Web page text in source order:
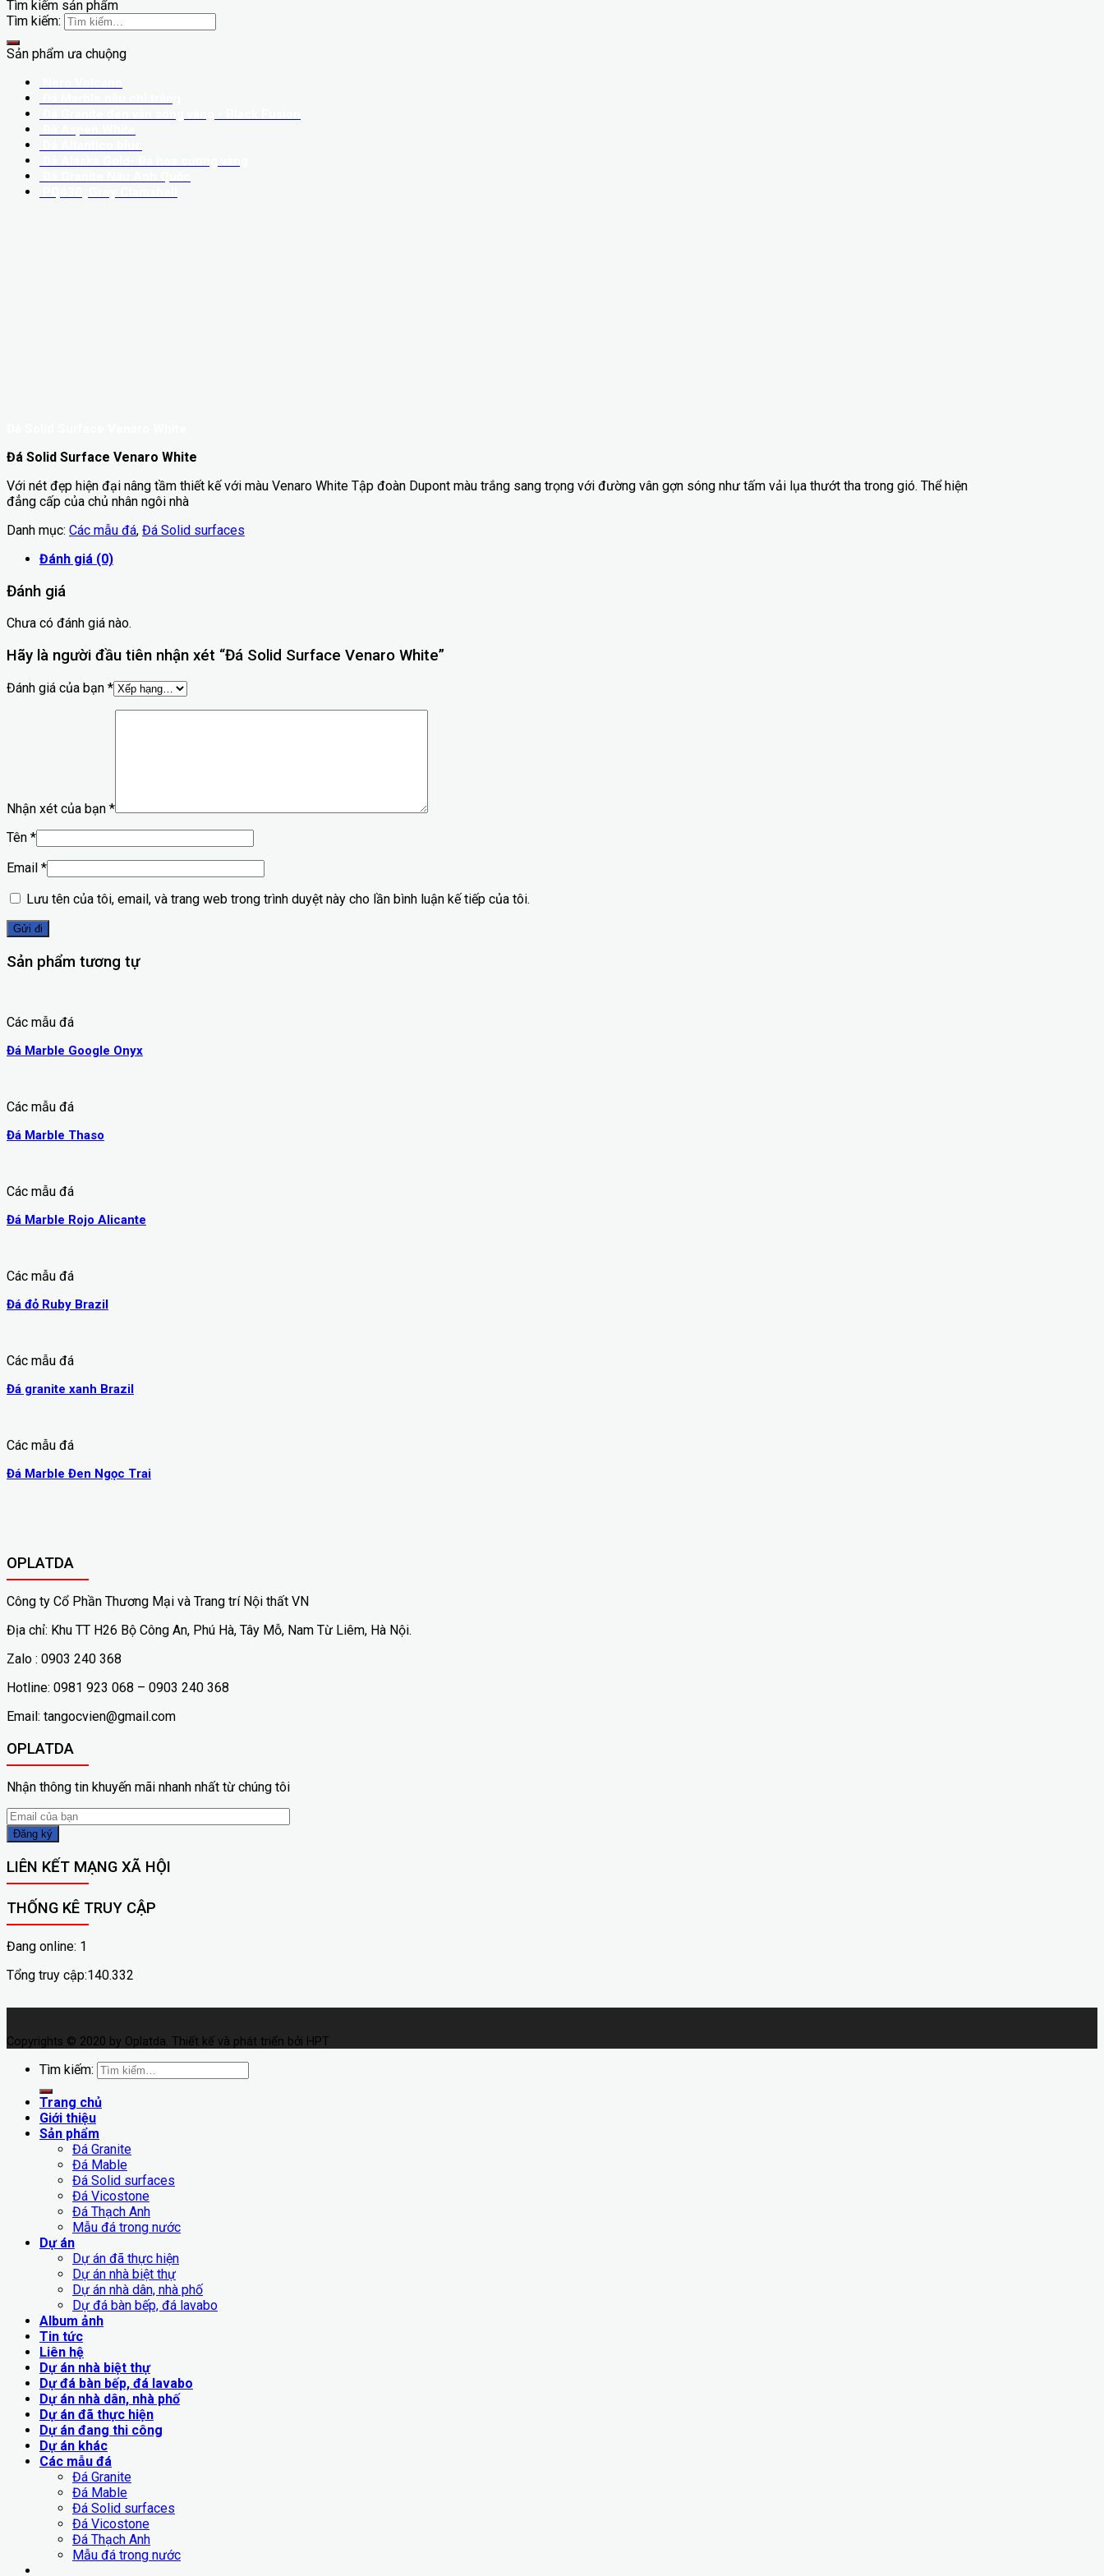
Tìm kiếm sản phẩm
Tìm kiếm:
Sản phẩm ưa chuộng
Đá Solid Surface Venaro White
Với nét đẹp hiện đại nâng tầm thiết kế với màu Venaro White Tập đoàn Dupont màu trắng sang trọng với đường vân gợn sóng như tấm vải lụa thướt tha trong gió. Thể hiện
đẳng cấp của chủ nhân ngôi nhà
Danh mục: Các mẫu đá, Đá Solid surfaces
Đánh giá (0)
Đánh giá
Chưa có đánh giá nào.
Hãy là người đầu tiên nhận xét “Đá Solid Surface Venaro White”
Đánh giá của bạn *
Nhận xét của bạn *
Tên *
Email *
Lưu tên của tôi, email, và trang web trong trình duyệt này cho lần bình luận kế tiếp của tôi.
Sản phẩm tương tự
Các mẫu đá
Đá Marble Google Onyx
Các mẫu đá
Đá Marble Thaso
Các mẫu đá
Đá Marble Rojo Alicante
Các mẫu đá
Đá đỏ Ruby Brazil
Các mẫu đá
Đá granite xanh Brazil
Các mẫu đá
Đá Marble Đen Ngọc Trai
OPLATDA
Công ty Cổ Phần Thương Mại và Trang trí Nội thất VN
Địa chỉ: Khu TT H26 Bộ Công An, Phú Hà, Tây Mỗ, Nam Từ Liêm, Hà Nội.
Zalo : 0903 240 368
Hotline: 0981 923 068 – 0903 240 368
Email: tangocvien@gmail.com
OPLATDA
Nhận thông tin khuyến mãi nhanh nhất từ chúng tôi
LIÊN KẾT MẠNG XÃ HỘI
THỐNG KÊ TRUY CẬP
Đang online: 1
Tổng truy cập:140.332
Copyrights © 2020 by Oplatda. Thiết kế và phát triển bởi HPT
Tìm kiếm:
Trang chủ
Giới thiệu
Sản phẩm
Đá Granite
Đá Mable
Đá Solid surfaces
Đá Vicostone
Đá Thạch Anh
Mẫu đá trong nước
Dự án
Dự án đã thực hiện
Dự án nhà biệt thự
Dự án nhà dân, nhà phố
Dự đá bàn bếp, đá lavabo
Album ảnh
Tin tức
Liên hệ
Dự án nhà biệt thự
Dự đá bàn bếp, đá lavabo
Dự án nhà dân, nhà phố
Dự án đã thực hiện
Dự án đang thi công
Dự án khác
Các mẫu đá
Đá Granite
Đá Mable
Đá Solid surfaces
Đá Vicostone
Đá Thạch Anh
Mẫu đá trong nước